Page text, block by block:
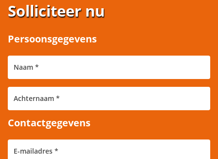
Solliciteer nu
Persoonsgegevens
Contactgegevens